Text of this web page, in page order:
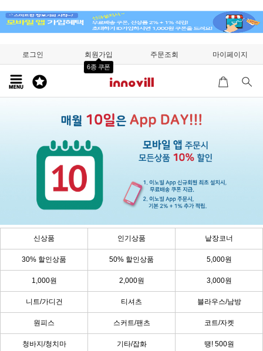
로그인 회원가입
6종 쿠폰
주문조회 마이페이지
신상품 인기상품 낱장코너
30% 할인상품 50% 할인상품 5,000원
1,000원 2,000원 3,000원
니트/가디건 티셔츠 블라우스/남방
원피스 스커트/팬츠 코트/자켓
청바지/청치마 기타/잡화 땡! 500원